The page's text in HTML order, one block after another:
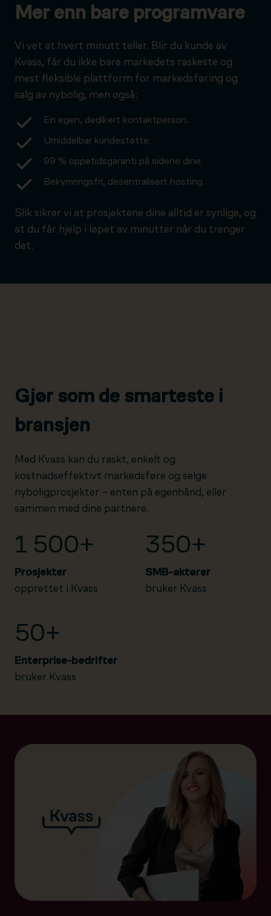
Mer enn bare programvare
Vi vet at hvert minutt teller. Blir du kunde av
Kvass, får du ikke bare markedets raskeste og
mest fleksible plattform for markedsføring og
salg av nybolig, men også:
En egen, dedikert kontaktperson.
Umiddelbar kundestøtte.
99 % oppetidsgaranti på sidene dine.
Bekymringsfri, desentralisert hosting.
Slik sikrer vi at prosjektene dine alltid er synlige, og
at du får hjelp i løpet av minutter når du trenger
det.
Gjør som de smarteste i
bransjen
Med Kvass kan du raskt, enkelt og
kostnadseffektivt markedsføre og selge
nyboligprosjekter – enten på egenhånd, eller
sammen med dine partnere.
1 500+
Prosjekter
opprettet i Kvass
350+
SMB-aktører
bruker Kvass
50+
Enterprise-bedrifter
bruker Kvass